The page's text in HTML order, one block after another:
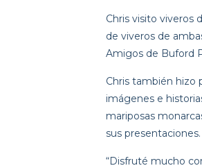
Chris visito viveros
de viveros de
Amigos de Buford
Chris también hizo
imágenes e
mariposas
sus presentaciones.
“Disfruté mucho